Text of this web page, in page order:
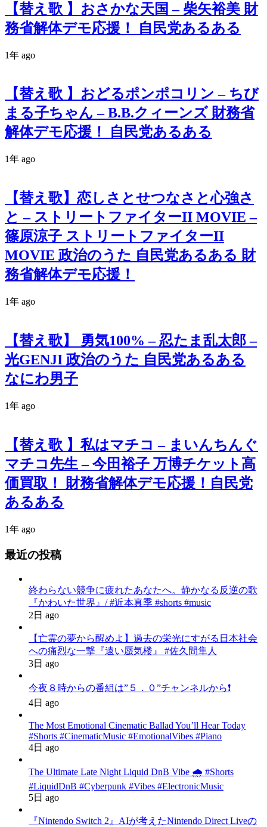
【替え歌 】おさかな天国 – 柴矢裕美 財
務省解体デモ応援！ 自民党あるある
1年 ago
【替え歌 】おどるポンポコリン – ちび
まる子ちゃん – B.B.クィーンズ 財務省
解体デモ応援！ 自民党あるある
1年 ago
【替え歌】恋しさとせつなさと心強さ
と – ストリートファイターII MOVIE –
篠原涼子 ストリートファイターII
MOVIE 政治のうた 自民党あるある 財
務省解体デモ応援！
1年 ago
【替え歌】 勇気100% – 忍たま乱太郎 –
光GENJI 政治のうた 自民党あるある
なにわ男子
1年 ago
【替え歌 】私はマチコ – まいんちんぐ
マチコ先生 – 今田裕子 万博チケット高
価買取！ 財務省解体デモ応援！自民党
あるある
1年 ago
最近の投稿
終わらない競争に疲れたあなたへ。静かなる反逆の歌
『かわいた世界』/ #近本真季 #shorts #music
2日 ago
【亡霊の夢から醒めよ】過去の栄光にすがる日本社会
への痛烈な一撃『遠い蜃気楼』 #佐久間隼人
3日 ago
今夜８時からの番組は”５．０”チャンネルから❗️
4日 ago
The Most Emotional Cinematic Ballad You’ll Hear Today
#Shorts #CinematicMusic #EmotionalVibes #Piano
4日 ago
The Ultimate Late Night Liquid DnB Vibe 🌧️ #Shorts
#LiquidDnB #Cyberpunk #Vibes #ElectronicMusic
5日 ago
『Nintendo Switch 2』AIが考えたNintendo Direct Liveの